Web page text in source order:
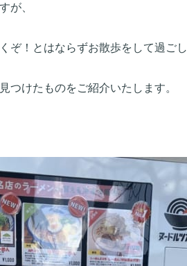
が、
ぞ！とはならずお散歩をして過ご
つけたものをご紹介いたします。